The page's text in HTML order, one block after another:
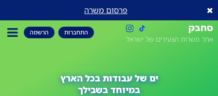
פרסום משרה
סחבק
אתר משרות הצעירים של ישראל
התחברות הרשמה
ים של עבודות בכל הארץ
במיוחד בשבילך